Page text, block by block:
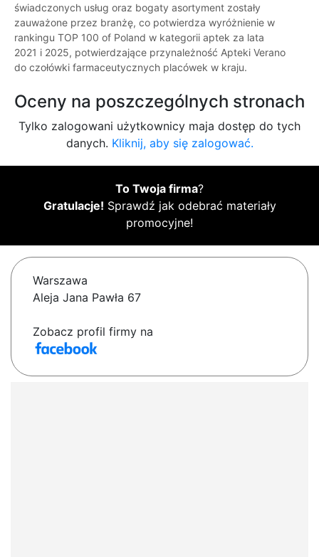
świadczonych usług oraz bogaty asortyment zostały
zauważone przez branżę, co potwierdza wyróżnienie w
rankingu TOP 100 of Poland w kategorii aptek za lata
2021 i 2025, potwierdzające przynależność Apteki Verano
do czołówki farmaceutycznych placówek w kraju.
Oceny na poszczególnych stronach
Tylko zalogowani użytkownicy maja dostęp do tych
danych. Kliknij, aby się zalogować.
To Twoja firma?
Gratulacje! Sprawdź jak odebrać materiały
promocyjne!
Warszawa
Aleja Jana Pawła 67
Zobacz profil firmy na